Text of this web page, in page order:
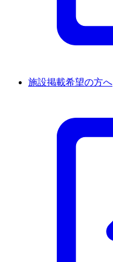
施設掲載希望の方へ